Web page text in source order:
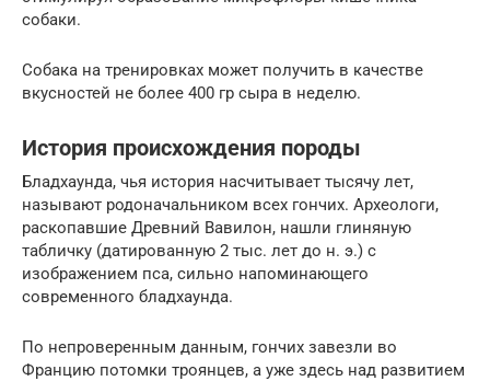
собаки.
Собака на тренировках может получить в качестве
вкусностей не более 400 гр сыра в неделю.
История происхождения породы
Бладхаунда, чья история насчитывает тысячу лет,
называют родоначальником всех гончих. Археологи,
раскопавшие Древний Вавилон, нашли глиняную
табличку (датированную 2 тыс. лет до н. э.) с
изображением пса, сильно напоминающего
современного бладхаунда.
По непроверенным данным, гончих завезли во
Францию потомки троянцев, а уже здесь над развитием